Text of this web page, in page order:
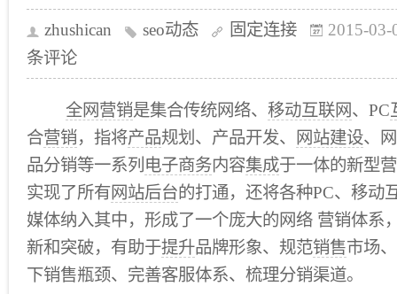
zhushican seo动态 固定连接
2015-03-
条评论
全网营销是集合传统网络、 移动互联网、PC
合营销，指将产品规划、产品开发、 网站建设、
品分销等一系列 电子商务内容集成于一体的新型
实现了所有网站后台的打通，还将各种PC、移动
媒体纳入其中，形成了一个庞大的网络 营销体系
新和突破，有助于提升品牌形象、规范销售市场、
下销售瓶颈、完善客服体系、梳理分销渠道。